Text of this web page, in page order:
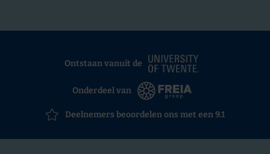
Ontstaan vanuit de
Onderdeel van
Deelnemers beoordelen ons met een 9.1